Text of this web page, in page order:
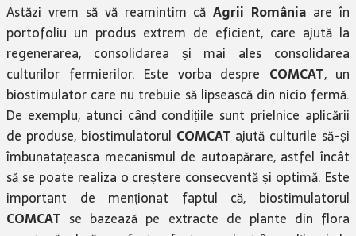
Astăzi vrem să vă reamintim că Agrii România are în
portofoliu un produs extrem de eficient, care ajută la
regenerarea, consolidarea și mai ales consolidarea
culturilor fermierilor. Este vorba despre COMCAT, un
biostimulator care nu trebuie să lipsească din nicio fermă.
De exemplu, atunci când condițiile sunt prielnice aplicării
de produse, biostimulatorul COMCAT ajută culturile să-și
îmbunatațeasca mecanismul de autoapărare, astfel încât
să se poate realiza o creștere consecventă și optimă. Este
important de menționat faptul că, biostimulatorul
COMCAT se bazează pe extracte de plante din flora